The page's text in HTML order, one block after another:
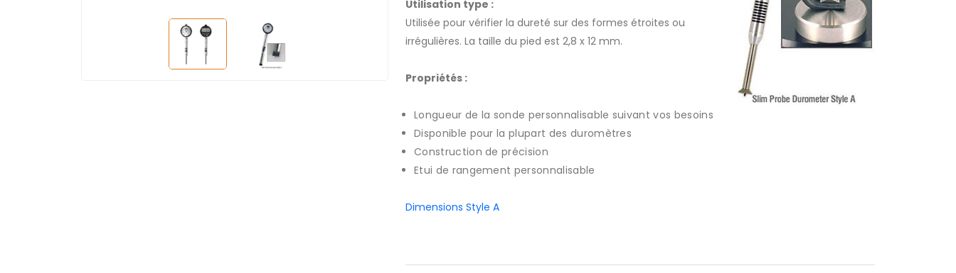
Utilisation type :
Utilisée pour vérifier la dureté sur des formes étroites ou
irrégulières. La taille du pied est 2,8 x 12 mm.
Propriétés :
Longueur de la sonde personnalisable suivant vos besoins
Disponible pour la plupart des duromètres
Construction de précision
Etui de rangement personnalisable
Dimensions Style A